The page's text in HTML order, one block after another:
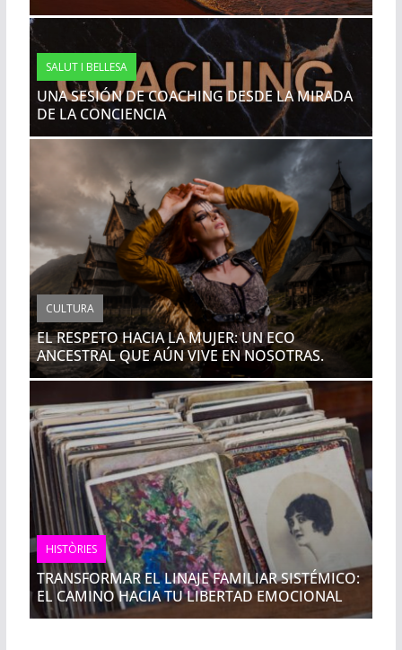
SALUT I BELLESA
UNA SESIÓN DE COACHING DESDE LA MIRADA
DE LA CONCIENCIA
CULTURA
EL RESPETO HACIA LA MUJER: UN ECO
ANCESTRAL QUE AÚN VIVE EN NOSOTRAS.
HISTÒRIES
TRANSFORMAR EL LINAJE FAMILIAR SISTÉMICO:
EL CAMINO HACIA TU LIBERTAD EMOCIONAL